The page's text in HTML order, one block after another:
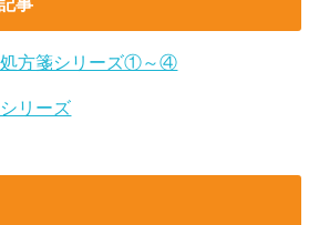
処方箋シリーズ①～④
リーズ